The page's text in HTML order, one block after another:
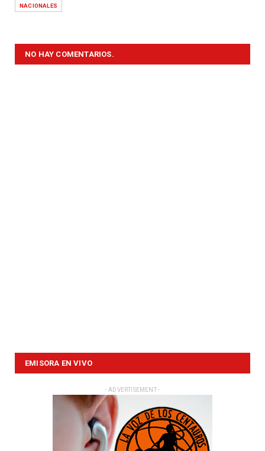
NACIONALES
NO HAY COMENTARIOS.
EMISORA EN VIVO
- ADVERTISEMENT -